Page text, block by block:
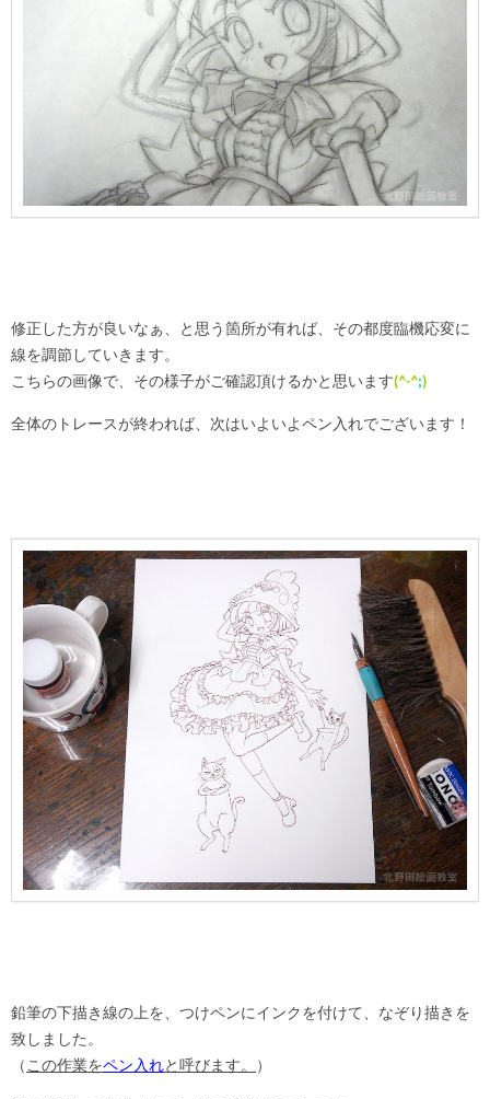
修正した方が良いなぁ、と思う箇所が有れば、その都度臨機応変に
線を調節していきます。
こちらの画像で、その様子がご確認頂けるかと思います(^-^;)ゞ
全体のトレースが終われば、次はいよいよペン入れでございます！
鉛筆の下描き線の上を、つけペンにインクを付けて、なぞり描きを
致しました。
（ この作業をペン入れと呼びます。 ）